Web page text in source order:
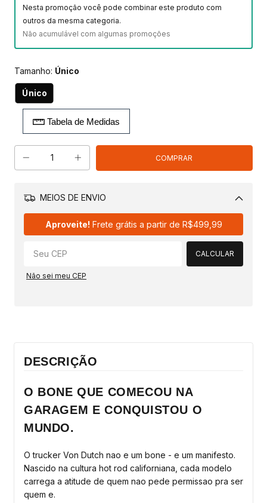
Nesta promoção você pode combinar este produto com
outros da mesma categoria.
Não acumulável com algumas promoções
Tamanho: Único
Único
Tabela de Medidas
MEIOS DE ENVIO
Aproveite! Frete grátis a partir de R$499,99
CALCULAR
Não sei meu CEP
DESCRIÇÃO
O BONE QUE COMECOU NA
GARAGEM E CONQUISTOU O
MUNDO.
O trucker Von Dutch nao e um bone - e um manifesto.
Nascido na cultura hot rod californiana, cada modelo
carrega a atitude de quem nao pede permissao pra ser
quem e.